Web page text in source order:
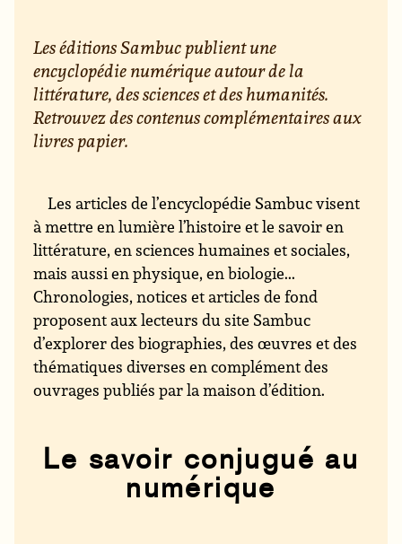
Les éditions Sambuc publient une
encyclopédie numérique autour de la
littérature, des sciences et des humanités.
Retrouvez des contenus complémentaires aux
livres papier.
Les articles de l’encyclopédie Sambuc visent
à mettre en lumière l’histoire et le savoir en
littérature, en sciences humaines et sociales,
mais aussi en physique, en biologie...
Chronologies, notices et articles de fond
proposent aux lecteurs du site Sambuc
d’explorer des biographies, des œuvres et des
thématiques diverses en complément des
ouvrages publiés par la maison d’édition.
Le savoir conjugué au
numérique